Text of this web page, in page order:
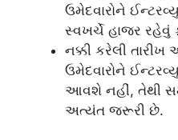
ઉમેદવારોને
સ્વખર્ચે હાજર રહેવું
નક્કી કરેલી
ઉમેદવારોને
આવશે નહીં, તેથી
અત્યંત જરૂરી છે.